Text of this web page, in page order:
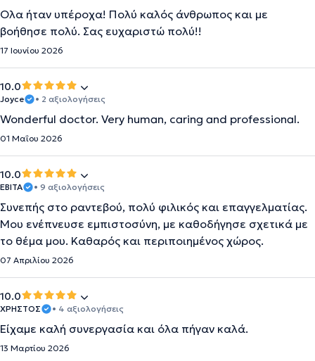
Ολα ήταν υπέροχα! Πολύ καλός άνθρωπος και με
βοήθησε πολύ. Σας ευχαριστώ πολύ!!
17 Ιουνίου 2026
10.0
Joyce • 2 αξιολογήσεις
Wonderful doctor. Very human, caring and professional.
01 Μαΐου 2026
10.0
ΕΒΙΤΑ • 9 αξιολογήσεις
Συνεπής στο ραντεβού, πολύ φιλικός και επαγγελματίας.
Μου ενέπνευσε εμπιστοσύνη, με καθοδήγησε σχετικά με
το θέμα μου. Καθαρός και περιποιημένος χώρος.
07 Απριλίου 2026
10.0
ΧΡΗΣΤΟΣ • 4 αξιολογήσεις
Είχαμε καλή συνεργασία και όλα πήγαν καλά.
13 Μαρτίου 2026